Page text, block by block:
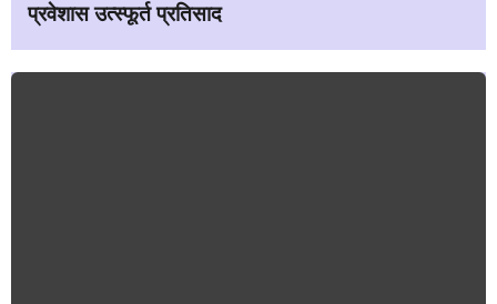
प्रवेशास उत्स्फूर्त प्रतिसाद